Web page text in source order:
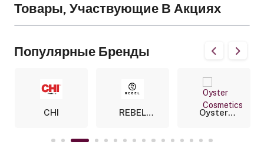
Товары, Участвующие В Акциях
Популярные Бренды
CHI
REBEL
Oyster